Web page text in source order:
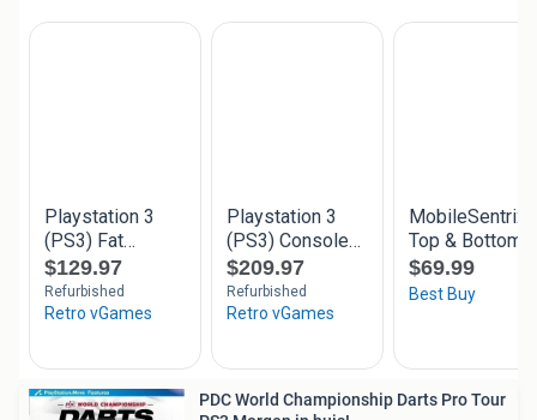
PDC World Championship Darts Pro Tour